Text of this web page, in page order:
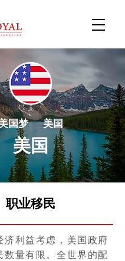
国梦 美国
美国
职业移民
济利益考虑，美国政府
数量有限。全世界的配